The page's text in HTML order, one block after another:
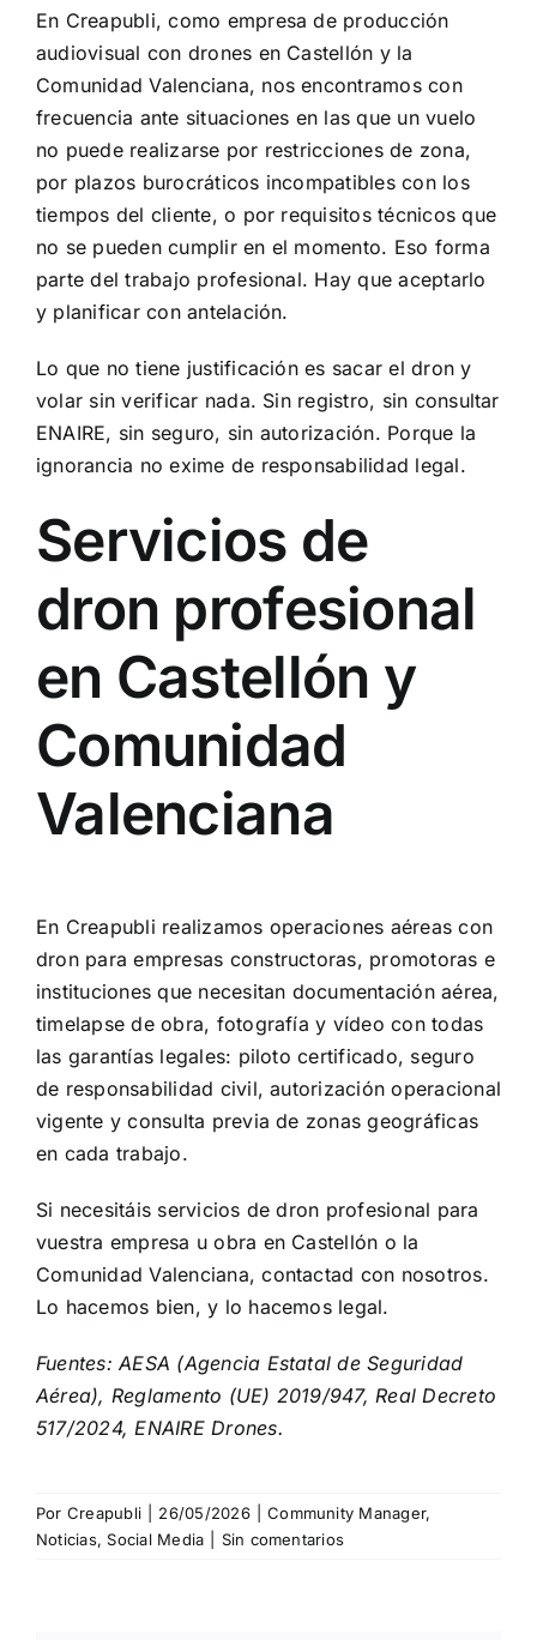
En Creapubli, como empresa de producción
audiovisual con drones en Castellón y la
Comunidad Valenciana, nos encontramos con
frecuencia ante situaciones en las que un vuelo
no puede realizarse por restricciones de zona,
por plazos burocráticos incompatibles con los
tiempos del cliente, o por requisitos técnicos que
no se pueden cumplir en el momento. Eso forma
parte del trabajo profesional. Hay que aceptarlo
y planificar con antelación.
Lo que no tiene justificación es sacar el dron y
volar sin verificar nada. Sin registro, sin consultar
ENAIRE, sin seguro, sin autorización. Porque la
ignorancia no exime de responsabilidad legal.
Servicios de
dron profesional
en Castellón y
Comunidad
Valenciana
En Creapubli realizamos operaciones aéreas con
dron para empresas constructoras, promotoras e
instituciones que necesitan documentación aérea,
timelapse de obra, fotografía y vídeo con todas
las garantías legales: piloto certificado, seguro
de responsabilidad civil, autorización operacional
vigente y consulta previa de zonas geográficas
en cada trabajo.
Si necesitáis servicios de dron profesional para
vuestra empresa u obra en Castellón o la
Comunidad Valenciana, contactad con nosotros.
Lo hacemos bien, y lo hacemos legal.
Fuentes: AESA (Agencia Estatal de Seguridad
Aérea), Reglamento (UE) 2019/947, Real Decreto
517/2024, ENAIRE Drones.
Por Creapubli 26/05/2026 Community Manager,
Noticias,Social Media Sin comentarios